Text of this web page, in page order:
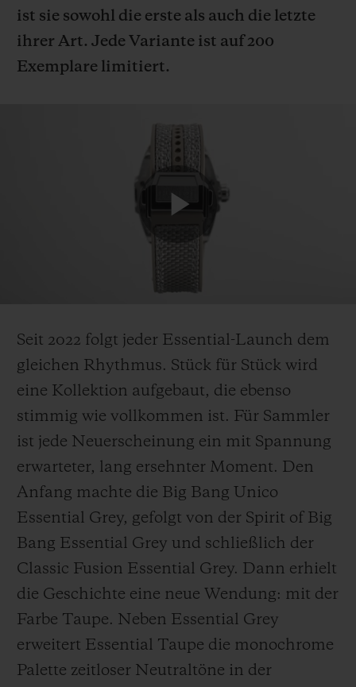
ist sie sowohl die erste als auch die letzte
ihrer Art. Jede Variante ist auf 200
Exemplare limitiert.
Seit 2022 folgt jeder Essential-Launch dem
gleichen Rhythmus. Stück für Stück wird
eine Kollektion aufgebaut, die ebenso
stimmig wie vollkommen ist. Für Sammler
ist jede Neuerscheinung ein mit Spannung
erwarteter, lang ersehnter Moment. Den
Anfang machte die Big Bang Unico
Essential Grey, gefolgt von der Spirit of Big
Bang Essential Grey und schließlich der
Classic Fusion Essential Grey. Dann erhielt
die Geschichte eine neue Wendung: mit der
Farbe Taupe. Neben Essential Grey
erweitert Essential Taupe die monochrome
Palette zeitloser Neutraltöne in der